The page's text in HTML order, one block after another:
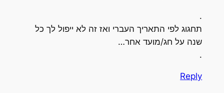
.
תחגוג לפי התאריך העברי ואז זה לא ייפול לך כל
שנה על חג/מועד אחר…
.
Reply